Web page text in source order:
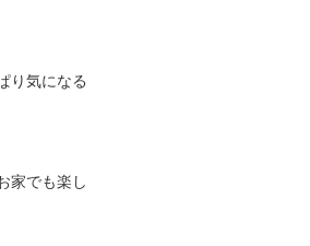
り気になる
家でも楽し